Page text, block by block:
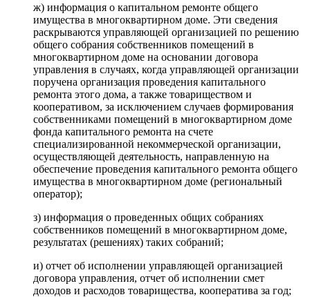
ж) информация о капитальном ремонте общего
имущества в многоквартирном доме. Эти сведения
раскрываются управляющей организацией по решению
общего собрания собственников помещений в
многоквартирном доме на основании договора
управления в случаях, когда управляющей организации
поручена организация проведения капитального
ремонта этого дома, а также товариществом и
кооперативом, за исключением случаев формирования
собственниками помещений в многоквартирном доме
фонда капитального ремонта на счете
специализированной некоммерческой организации,
осуществляющей деятельность, направленную на
обеспечение проведения капитального ремонта общего
имущества в многоквартирном доме (региональный
оператор);
з) информация о проведенных общих собраниях
собственников помещений в многоквартирном доме,
результатах (решениях) таких собраний;
и) отчет об исполнении управляющей организацией
договора управления, отчет об исполнении смет
доходов и расходов товарищества, кооператива за год;